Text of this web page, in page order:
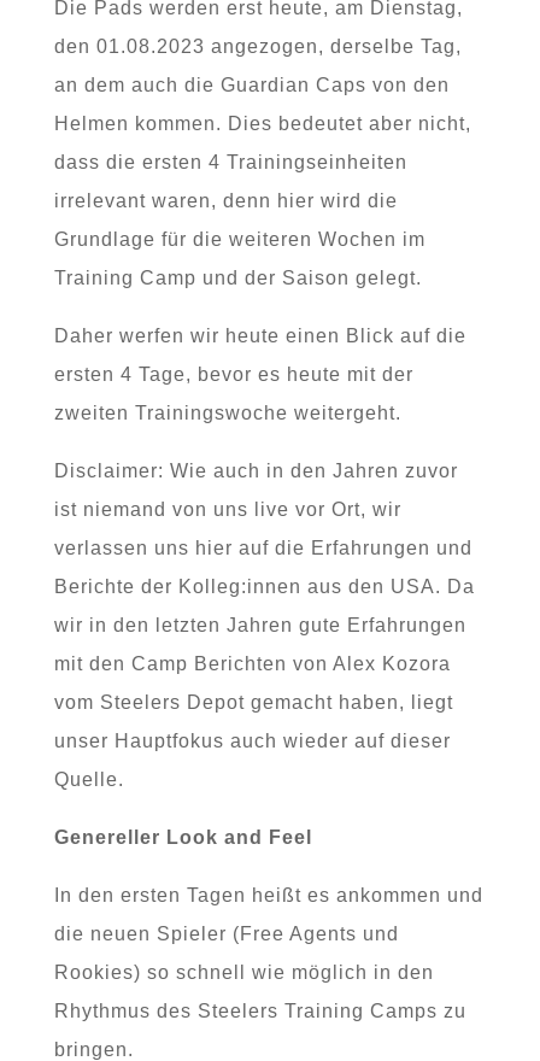
Die Pads werden erst heute, am Dienstag,
den 01.08.2023 angezogen, derselbe Tag,
an dem auch die Guardian Caps von den
Helmen kommen. Dies bedeutet aber nicht,
dass die ersten 4 Trainingseinheiten
irrelevant waren, denn hier wird die
Grundlage für die weiteren Wochen im
Training Camp und der Saison gelegt.
Daher werfen wir heute einen Blick auf die
ersten 4 Tage, bevor es heute mit der
zweiten Trainingswoche weitergeht.
Disclaimer: Wie auch in den Jahren zuvor
ist niemand von uns live vor Ort, wir
verlassen uns hier auf die Erfahrungen und
Berichte der Kolleg:innen aus den USA. Da
wir in den letzten Jahren gute Erfahrungen
mit den Camp Berichten von Alex Kozora
vom Steelers Depot gemacht haben, liegt
unser Hauptfokus auch wieder auf dieser
Quelle.
Genereller Look and Feel
In den ersten Tagen heißt es ankommen und
die neuen Spieler (Free Agents und
Rookies) so schnell wie möglich in den
Rhythmus des Steelers Training Camps zu
bringen.